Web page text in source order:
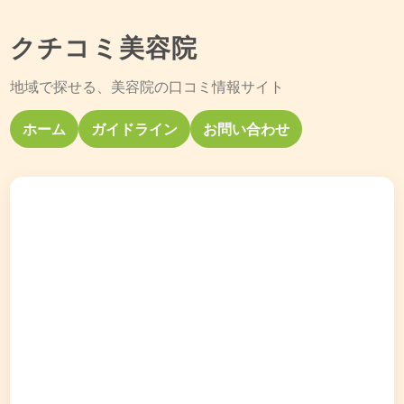
クチコミ美容院
地域で探せる、美容院の口コミ情報サイト
ホーム ガイドライン お問い合わせ